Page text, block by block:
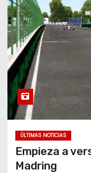
ÚLTIMAS NOTICIAS
Empieza a
Madring